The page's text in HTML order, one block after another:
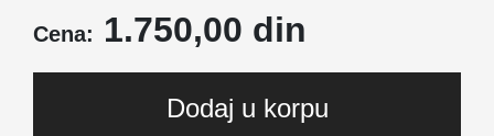
Cena: 1.750,00 din
Dodaj u korpu